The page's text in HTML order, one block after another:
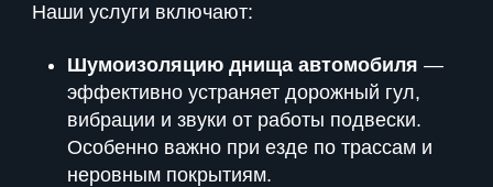
Наши услуги включают:
Шумоизоляцию днища автомобиля —
эффективно устраняет дорожный гул,
вибрации и звуки от работы подвески.
Особенно важно при езде по трассам и
неровным покрытиям.